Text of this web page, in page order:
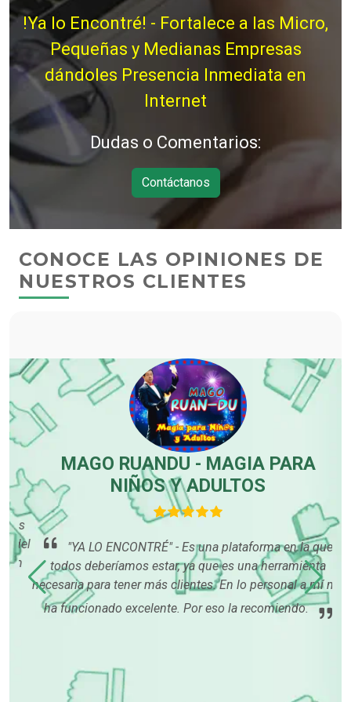
!Ya lo Encontré! - Fortalece a las Micro,
Pequeñas y Medianas Empresas
dándoles Presencia Inmediata en
Internet
Dudas o Comentarios:
Contáctanos
CONOCE LAS OPINIONES DE
NUESTROS CLIENTES
MAGO RUANDU - MAGIA PARA
NIÑOS Y ADULTOS
"YA LO ENCONTRÉ" - Es una plataforma en la que
todos deberíamos estar, ya que es una herramienta
necesaria para tener más clientes. En lo personal a mí me
ha funcionado excelente. Por eso la recomiendo.